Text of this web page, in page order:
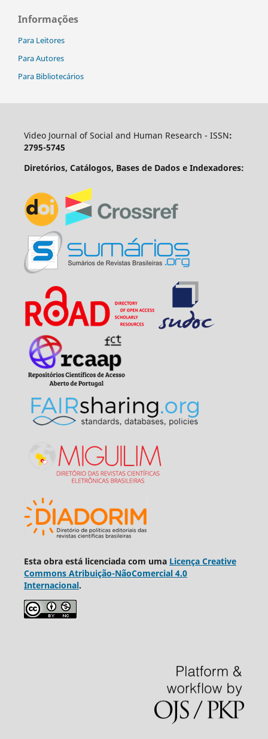
Informações
Para Leitores
Para Autores
Para Bibliotecários
Video Journal of Social and Human Research - ISSN:
2795-5745
Diretórios, Catálogos, Bases de Dados e Indexadores:
Esta obra está licenciada com uma Licença Creative
Commons Atribuição-NãoComercial 4.0
Internacional.